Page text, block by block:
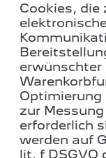
Cookies, die
erwünschter
Optimierung
zur
erforderlich
werden auf
lit. f DSGVO